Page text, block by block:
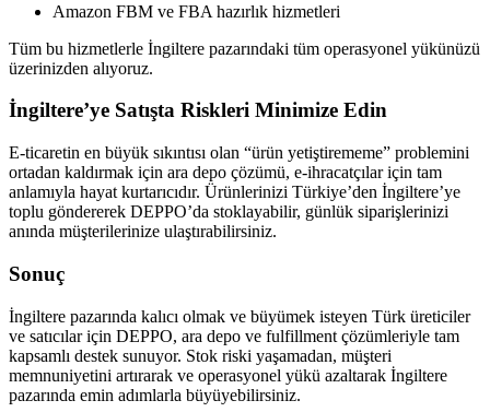
Amazon FBM ve FBA hazırlık hizmetleri
Tüm bu hizmetlerle İngiltere pazarındaki tüm operasyonel yükünüzü
üzerinizden alıyoruz.
İngiltere’ye Satışta Riskleri Minimize Edin
E-ticaretin en büyük sıkıntısı olan “ürün yetiştirememe” problemini
ortadan kaldırmak için ara depo çözümü, e-ihracatçılar için tam
anlamıyla hayat kurtarıcıdır. Ürünlerinizi Türkiye’den İngiltere’ye
toplu göndererek DEPPO’da stoklayabilir, günlük siparişlerinizi
anında müşterilerinize ulaştırabilirsiniz.
Sonuç
İngiltere pazarında kalıcı olmak ve büyümek isteyen Türk üreticiler
ve satıcılar için DEPPO, ara depo ve fulfillment çözümleriyle tam
kapsamlı destek sunuyor. Stok riski yaşamadan, müşteri
memnuniyetini artırarak ve operasyonel yükü azaltarak İngiltere
pazarında emin adımlarla büyüyebilirsiniz.